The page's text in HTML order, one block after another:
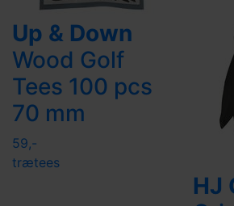
Up & Down
Wood Golf
Tees 100 pcs
70 mm
59,-
trætees
HJ